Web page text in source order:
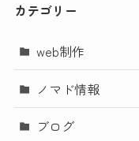
カテゴリー
web制作
ノマド情報
ブログ